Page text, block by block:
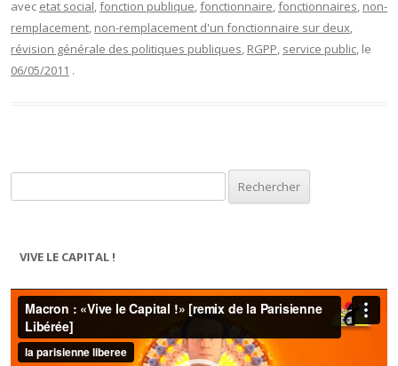
avec etat social,fonction publique,fonctionnaire,fonctionnaires, non-
remplacement, non-remplacement d'un fonctionnaire sur deux,
révision générale des politiques publiques, RGPP, service public, le
06/05/2011 .
VIVE LE CAPITAL !
Lecteur
vidéo